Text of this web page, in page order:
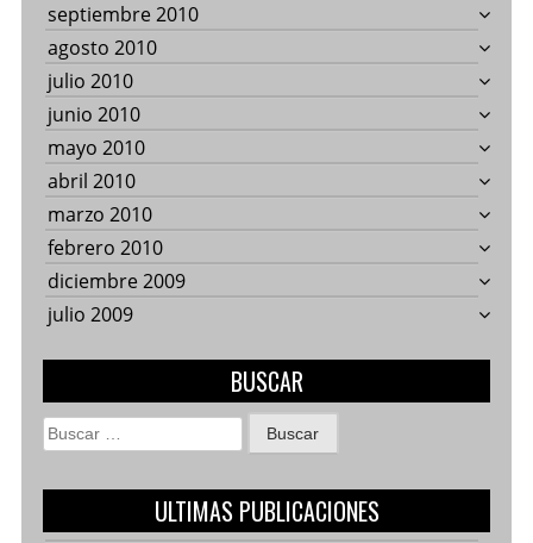
septiembre 2010
agosto 2010
julio 2010
junio 2010
mayo 2010
abril 2010
marzo 2010
febrero 2010
diciembre 2009
julio 2009
BUSCAR
Buscar:
ULTIMAS PUBLICACIONES